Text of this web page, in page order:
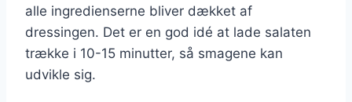
alle ingredienserne bliver dækket af
dressingen. Det er en god idé at lade salaten
trække i 10-15 minutter, så smagene kan
udvikle sig.